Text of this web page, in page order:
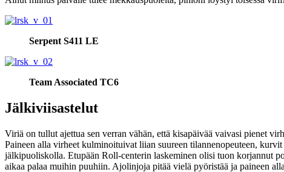
Serpent S411 LE
Team Associated TC6
Jälkiviisastelut
Viriä on tullut ajettua sen verran vähän, että kisapäivää vaivasi pienet
Paineen alla virheet kulminoituivat liian suureen tilannenopeuteen,
jälkipuoliskolla. Etupään Roll-centerin laskeminen olisi tuon korjannut
aikaa palaa muihin puuhiin. Ajolinjoja pitää vielä pyöristää ja paineen